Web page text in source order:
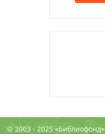
© 2003 - 2025 «Библиофонд»